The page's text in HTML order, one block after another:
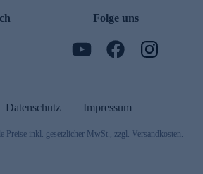
Folge uns
Datenschutz Impressum
Preise inkl. gesetzlicher MwSt., zzgl. Versandkosten.